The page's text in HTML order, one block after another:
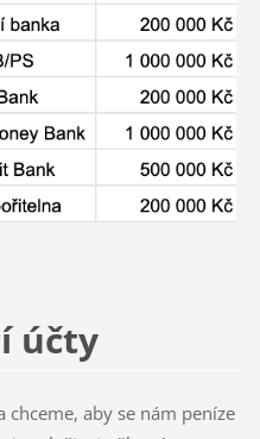
účty
aby se nám peníze